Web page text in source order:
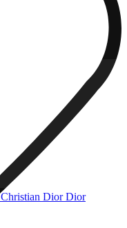
Christian Dior Dior